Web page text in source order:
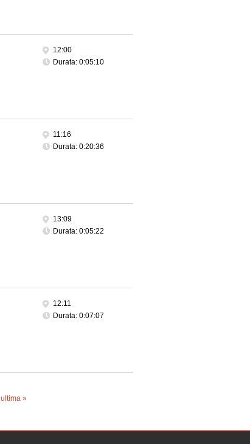
12:00
Durata: 0:05:10
11:16
Durata: 0:20:36
13:09
Durata: 0:05:22
12:11
Durata: 0:07:07
ultima »